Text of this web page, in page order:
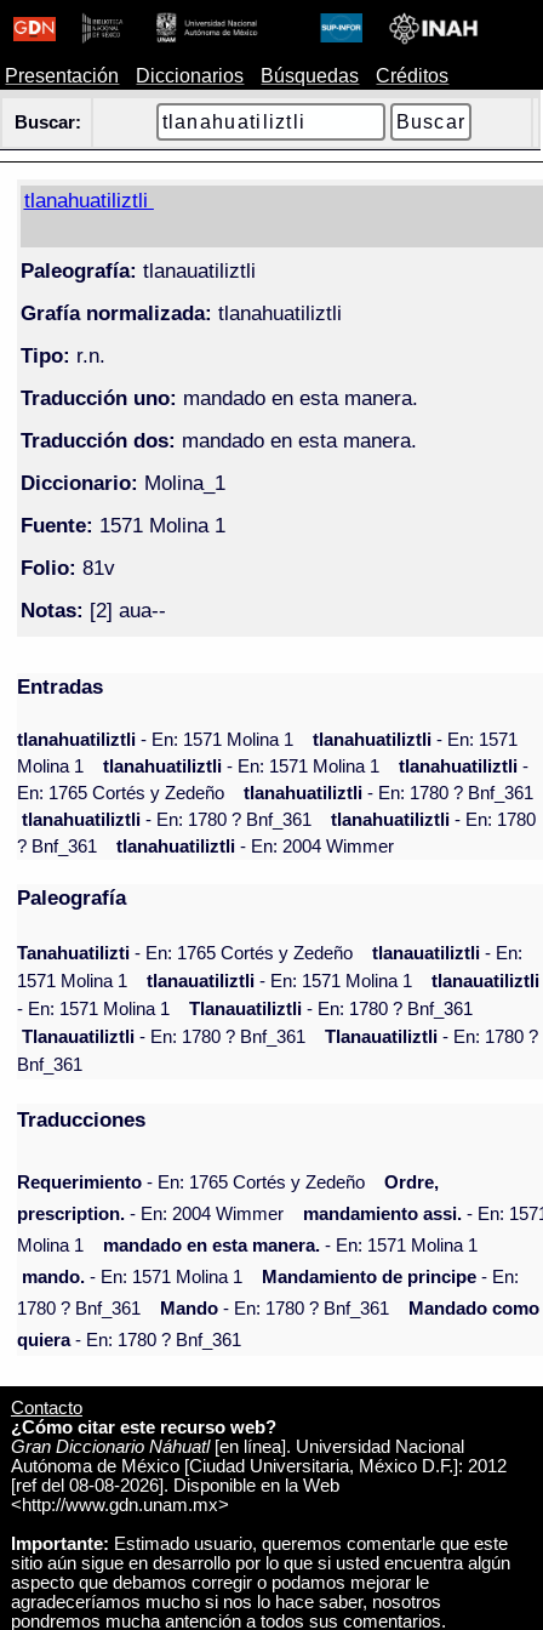
Presentación Diccionarios Búsquedas Créditos
Buscar:
tlanahuatiliztli
Paleografía: tlanauatiliztli
Grafía normalizada: tlanahuatiliztli
Tipo: r.n.
Traducción uno: mandado en esta manera.
Traducción dos: mandado en esta manera.
Diccionario: Molina_1
Fuente: 1571 Molina 1
Folio: 81v
Notas: [2] aua--
Entradas
tlanahuatiliztli- En: 1571 Molina 1 tlanahuatiliztli- En: 1571
Molina 1
tlanahuatiliztli- En: 1571 Molina 1 tlanahuatiliztli-
En: 1765 Cortés y Zedeño
tlanahuatiliztli- En: 1780 ? Bnf_361
tlanahuatiliztli- En: 1780 ? Bnf_361 tlanahuatiliztli- En: 1780
? Bnf_361
tlanahuatiliztli- En: 2004 Wimmer
Paleografía
Tanahuatilizti - En: 1765 Cortés y Zedeño tlanauatiliztli - En:
1571 Molina 1
tlanauatiliztli - En: 1571 Molina 1
tlanauatiliztli
- En: 1571 Molina 1
Tlanauatiliztli - En: 1780 ? Bnf_361
Tlanauatiliztli - En: 1780 ? Bnf_361 Tlanauatiliztli - En: 1780 ?
Bnf_361
Traducciones
Requerimiento - En: 1765 Cortés y Zedeño
Ordre,
prescription. - En: 2004 Wimmer mandamiento assi. - En:
Molina 1
mandado en esta manera. - En: 1571 Molina 1
mando. - En: 1571 Molina 1 Mandamiento de principe - En:
1780 ? Bnf_361
Mando - En: 1780 ? Bnf_361
Mandado como
quiera- En: 1780 ? Bnf_361
Contacto
¿Cómo citar este recurso web?
Gran Diccionario Náhuatl[en línea]. Universidad Nacional
Autónoma de México [Ciudad Universitaria, México D.F.]: 2012
[ref del 08-08-2026]. Disponible en la Web
<http://www.gdn.unam.mx>
Importante: Estimado usuario, queremos comentarle que este
sitio aún sigue en desarrollo por lo que si usted encuentra algún
aspecto que debamos corregir o podamos mejorar le
agradeceríamos mucho si nos lo hace saber, nosotros
pondremos mucha antención a todos sus comentarios.